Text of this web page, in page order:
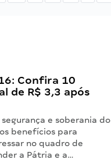
Confira 10
de R$ 3,3 após
e soberania do
benefícios para
no quadro de
a Pátria e a…